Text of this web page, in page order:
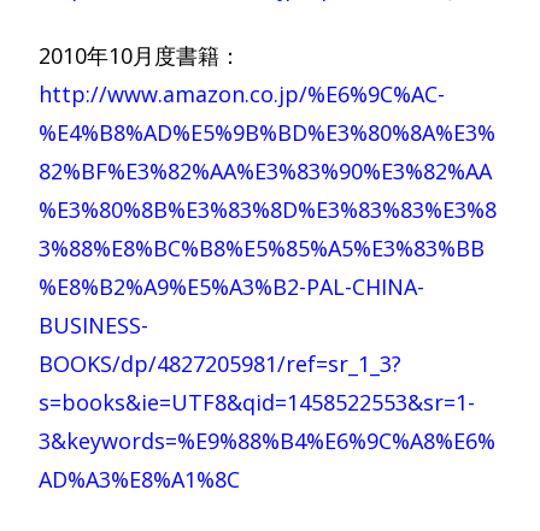
2010年10月度書籍：
http://www.amazon.co.jp/%E6%9C%AC-
%E4%B8%AD%E5%9B%BD%E3%80%8A%E3%
82%BF%E3%82%AA%E3%83%90%E3%82%AA
%E3%80%8B%E3%83%8D%E3%83%83%E3%8
3%88%E8%BC%B8%E5%85%A5%E3%83%BB
%E8%B2%A9%E5%A3%B2-PAL-CHINA-
BUSINESS-
BOOKS/dp/4827205981/ref=sr_1_3?
s=books&ie=UTF8&qid=1458522553&sr=1-
3&keywords=%E9%88%B4%E6%9C%A8%E6%
AD%A3%E8%A1%8C